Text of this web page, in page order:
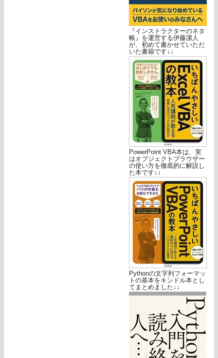
『インストラクターのネタ
帳』を運営する伊藤潔人
が、初めて書かせていただ
いた書籍です↓↓
PowerPoint VBA本は、実
はオブジェクトブラウザー
の使い方を徹底的に解説し
た本です↓↓
Pythonの文字列フォーマッ
トの基本をキンドル本とし
てまとめました↓↓